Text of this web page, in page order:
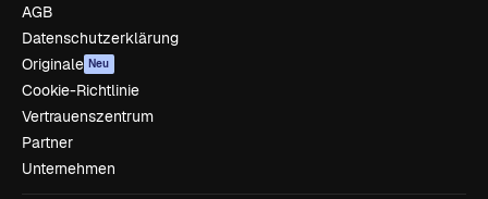
AGB
Datenschutzerklärung
Originale Neu
Cookie-Richtlinie
Vertrauenszentrum
Partner
Unternehmen